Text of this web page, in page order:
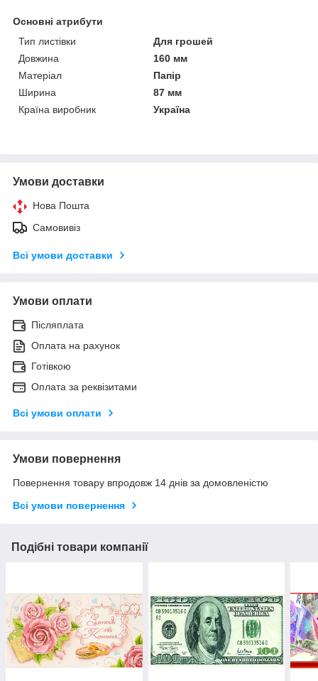
Основні атрибути
Тип листівки
Для грошей
Довжина
160 мм
Матеріал
Папір
Ширина
87 мм
Країна виробник
Україна
Умови доставки
Нова Пошта
Самовивіз
Всі умови доставки
Умови оплати
Післяплата
Оплата на рахунок
Готівкою
Оплата за реквізитами
Всі умови оплати
Умови повернення
Повернення товару впродовж 14 днів за домовленістю
Всі умови повернення
Подібні товари компанії